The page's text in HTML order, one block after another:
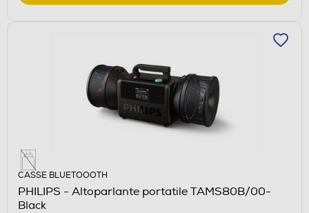
CASSE BLUETOOOTH
PHILIPS - Altoparlante portatile TAMS80B/00-
Black